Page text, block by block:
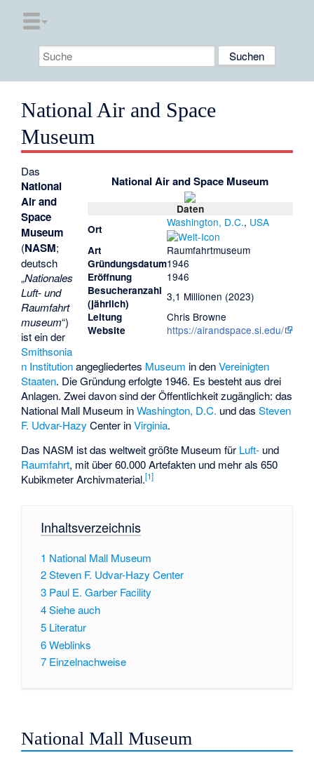
National Air and Space
Museum
National Air and Space Museum
Daten
Ort
Washington, D.C., USA
Art Raumfahrtmuseum
Gründungsdatum1946
Eröffnung 1946
Besucheranzahl
(jährlich)
3,1 Millionen (2023)
Leitung Chris Browne
Website https://airandspace.si.edu/
Das
National
Air and
Space
Museum
(NASM;
deutsch
„Nationales
Luft- und
Raumfahrt
museum“)
ist ein der
Smithsonia
n Institutionangegliedertes Museum in denVereinigten
Staaten. Die Gründung erfolgte 1946. Es besteht aus drei
Anlagen. Zwei davon sind der Öffentlichkeit zugänglich: das
National Mall Museum inWashington, D.C. und dasSteven
F. Udvar-Hazy Center inVirginia.
Das NASM ist das weltweit größte Museum für Luft- und
Raumfahrt, mit über 60.000 Artefakten und mehr als 650
Kubikmeter Archivmaterial.[1]
Inhaltsverzeichnis
1 National Mall Museum
2Steven F. Udvar-Hazy Center
3 Paul E. Garber Facility
4Siehe auch
5 Literatur
6Weblinks
7 Einzelnachweise
National Mall Museum